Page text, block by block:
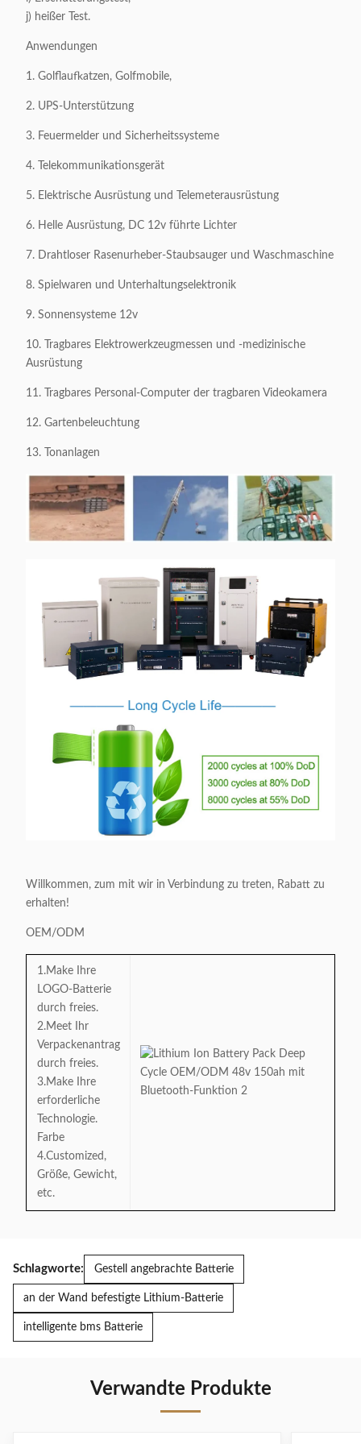
j) heißer Test.
Anwendungen
1. Golflaufkatzen, Golfmobile,
2. UPS-Unterstützung
3. Feuermelder und Sicherheitssysteme
4. Telekommunikationsgerät
5. Elektrische Ausrüstung und Telemeterausrüstung
6. Helle Ausrüstung, DC 12v führte Lichter
7. Drahtloser Rasenurheber-Staubsauger und Waschmaschine
8. Spielwaren und Unterhaltungselektronik
9. Sonnensysteme 12v
10. Tragbares Elektrowerkzeugmessen und -medizinische
Ausrüstung
11. Tragbares Personal-Computer der tragbaren Videokamera
12. Gartenbeleuchtung
13. Tonanlagen
Willkommen, zum mit wir in Verbindung zu treten, Rabatt zu
erhalten!
OEM/ODM
1.Make Ihre
LOGO-Batterie
durch freies.
2.Meet Ihr
Verpackenantrag
durch freies.
3.Make Ihre
erforderliche
Technologie.
Farbe
4.Customized,
Größe, Gewicht,
etc.
Schlagworte: Gestell angebrachte Batterie
an der Wand befestigte Lithium-Batterie
intelligente bms Batterie
Verwandte Produkte